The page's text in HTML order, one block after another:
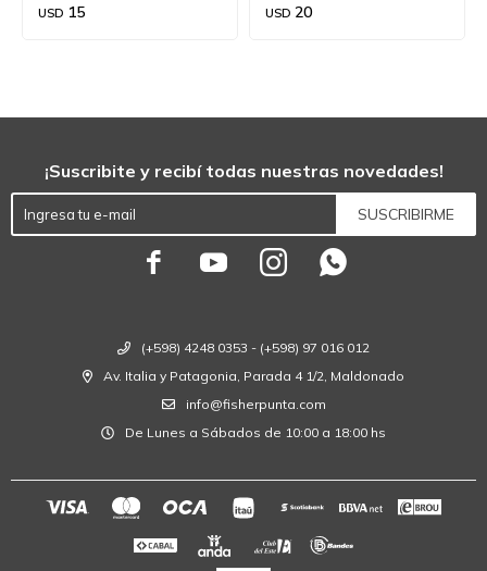
USD 15 USD 20
(+598) 4248 0353 - (+598) 97 016 012
Av. Italia y Patagonia, Parada 4 1/2, Maldonado
info@fisherpunta.com
De Lunes a Sábados de 10:00 a 18:00 hs
¡Suscribite y recibí todas nuestras novedades!
SUSCRIBIRME
   